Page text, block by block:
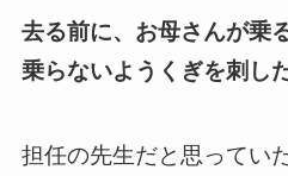
去る前に、お母さんが乗
乗らないようくぎを刺し
担任の先生だと思ってい